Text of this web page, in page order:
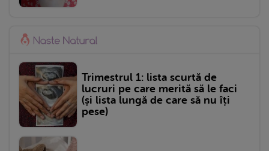
Trimestrul 1: lista scurtă de
lucruri pe care merită să le faci
(și lista lungă de care să nu îți
pese)